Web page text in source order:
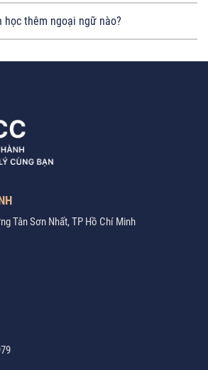
học thêm ngoại ngữ nào?
Tân Sơn Nhất, TP Hồ Chí Minh